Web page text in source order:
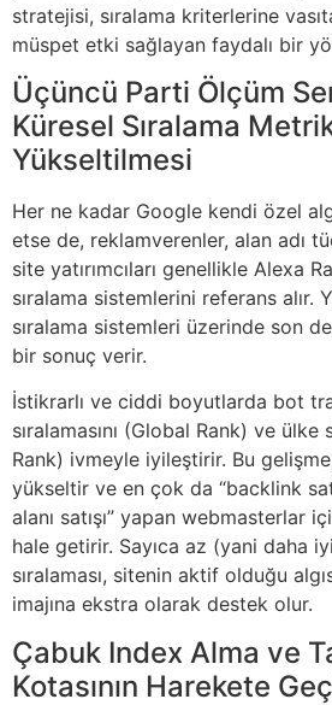
stratejisi, sıralama kriterlerine
müspet etki sağlayan faydalı bir
Üçüncü Parti Ölçüm
Küresel Sıralama
Yükseltilmesi
Her ne kadar Google kendi özel
etse de, reklamverenler, alan adı
site yatırımcıları genellikle Alexa
sıralama sistemlerini referans alır.
sıralama sistemleri üzerinde son
bir sonuç verir.
İstikrarlı ve ciddi boyutlarda bot
sıralamasını (Global Rank) ve ülke
Rank) ivmeyle iyileştirir. Bu
yükseltir ve en çok da “backlink
alanı satışı” yapan webmasterlar
hale getirir. Sayıca az (yani daha
sıralaması, sitenin aktif olduğu
imajına ekstra olarak destek olur.
Çabuk Index Alma ve
Kotasının Harekete